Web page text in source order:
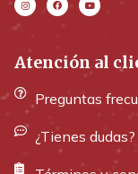
Atención al
Preguntas
¿Tienes